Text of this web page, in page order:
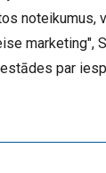
noteikumus,
marketing",
par